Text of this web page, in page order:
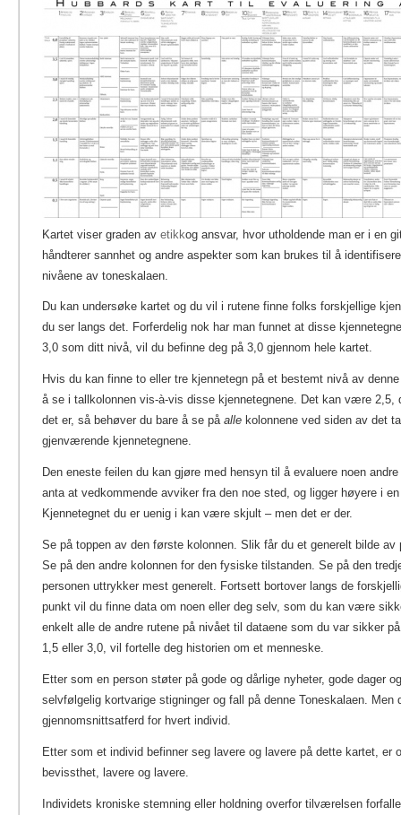
Kartet viser graden av etikkog ansvar, hvor utholdende man er i en
håndterer sannhet og andre aspekter som kan brukes til å
nivåene av toneskalaen.
Du kan undersøke kartet og du vil i rutene finne folks forskjellige
du ser langs det. Forferdelig nok har man funnet at disse
3,0 som ditt nivå, vil du befinne deg på 3,0 gjennom hele kartet.
Hvis du kan finne to eller tre kjennetegn på et bestemt nivå av
å se i tallkolonnen vis-à-vis disse kjennetegnene. Det kan være
det er, så behøver du bare å se på alle kolonnene ved siden av det
gjenværende kjennetegnene.
Den eneste feilen du kan gjøre med hensyn til å evaluere noen
anta at vedkommende avviker fra den noe sted, og ligger høyere i
Kjennetegnet du er uenig i kan være skjult – men det er der.
Se på toppen av den første kolonnen. Slik får du et generelt bilde
Se på den andre kolonnen for den fysiske tilstanden. Se på den
personen uttrykker mest generelt. Fortsett bortover langs de
punkt vil du finne data om noen eller deg selv, som du kan være
enkelt alle de andre rutene på nivået til dataene som du var sikker
1,5 eller 3,0, vil fortelle deg historien om et menneske.
Etter som en person støter på gode og dårlige nyheter, gode dager
selvfølgelig kortvarige stigninger og fall på denne Toneskalaen.
gjennomsnittsatferd for hvert individ.
Etter som et individ befinner seg lavere og lavere på dette kartet, er
bevissthet, lavere og lavere.
Individets kroniske stemning eller holdning overfor tilværelsen